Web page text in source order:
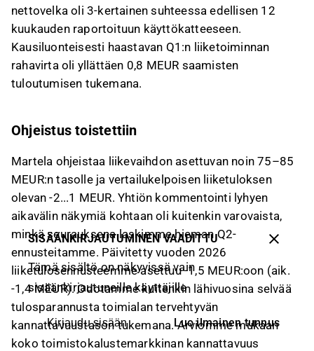
nettovelka oli 3-kertainen suhteessa edellisen 12
kuukauden raportoituun käyttökatteeseen.
Kausiluonteisesti haastavan Q1:n liiketoiminnan
rahavirta oli yllättäen 0,8 MEUR saamisten
tuloutumisen tukemana.
Ohjeistus toistettiin
Martela ohjeistaa liikevaihdon asettuvan noin 75–85
MEUR:n tasolle ja vertailukelpoisen liiketuloksen
olevan -2...1 MEUR. Yhtiön kommentointi lyhyen
aikavälin näkymiä kohtaan oli kuitenkin varovaista,
minkä seurauksena laskimme hieman Q2-
ennusteitamme. Päivitetty vuoden 2026
liiketulosennusteemme asettuu -1,5 MEUR:oon (aik.
-1,4 MEUR). Odotamme kuitenkin lähivuosina selvää
tulosparannusta toimialan tervehtyvän
kannattavuustason tukemana. Arviomme mukaan
koko toimistokalustemarkkinan kannattavuus
SISÄÄNKIRJAUTUMINEN VAADITTU
Tämä sisältö on näkyvissä vain
sisäänkirjautuneille käyttäjille
Kirjaudu sisään Luo ilmainen tunnus